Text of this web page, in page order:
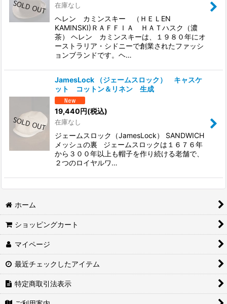
在庫なし
ヘレン カミンスキー （ＨＥＬEN
KAMINSKI)ＲＡＦＦＩＡ ＨＡＴハスク（濃
茶） ヘレン カミンスキーは、１９８０年にオ
ーストラリア・シドニーで創業されたファッシ
ョンブランドです。ヘ…
JamesLock （ジェームスロック） キャスケ
ット コットン＆リネン 生成
19,440円(税込)
在庫なし
ジェームスロック（JamesLock） SANDWICH
メッシュの裏 ジェームスロックは１６７６年
から３００年以上も帽子を作り続ける老舗で、
２つのロイヤルワ…
ホーム
ショッピングカート
マイページ
最近チェックしたアイテム
特定商取引法表示